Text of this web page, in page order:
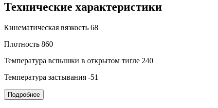
Технические характеристики
Кинематическая вязкость 68
Плотность 860
Температура вспышки в открытом тигле 240
Температура застывания -51
Подробнее